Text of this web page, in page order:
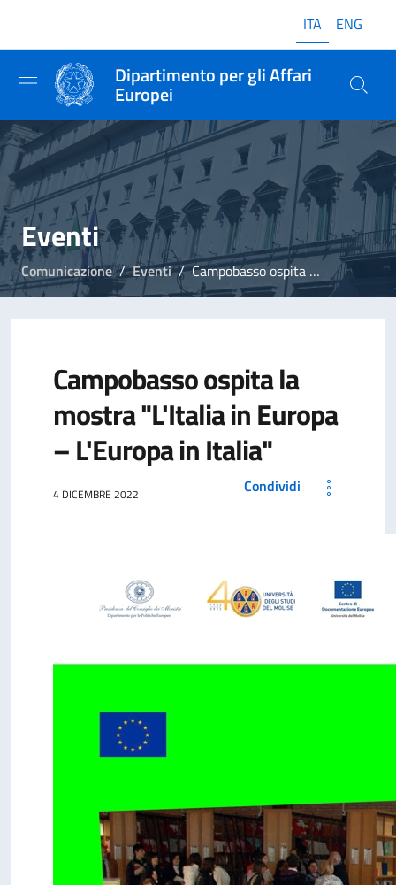
ITA ENG
Dipartimento per gli Affari
Europei
Eventi
Comunicazione Eventi Campobasso ospita la mostra "L'Italia in Europa – L'Europa in Italia"
Campobasso ospita la
mostra "L'Italia in Europa
– L'Europa in Italia"
4 DICEMBRE 2022 Condividi